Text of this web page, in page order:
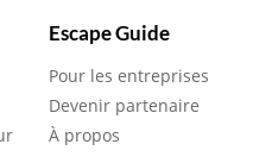
Escape Guide
Pour les entreprises
Devenir partenaire
À propos